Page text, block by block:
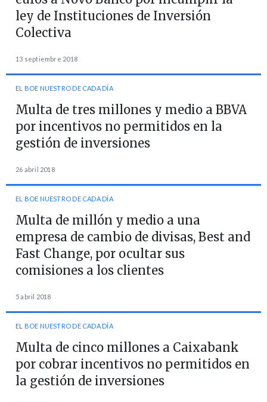
ley de Instituciones de Inversión
Colectiva
13 septiembre 2018
EL BOE NUESTRO DE CADA DÍA
Multa de tres millones y medio a BBVA
por incentivos no permitidos en la
gestión de inversiones
26 abril 2018
EL BOE NUESTRO DE CADA DÍA
Multa de millón y medio a una
empresa de cambio de divisas, Best and
Fast Change, por ocultar sus
comisiones a los clientes
5 abril 2018
EL BOE NUESTRO DE CADA DÍA
Multa de cinco millones a Caixabank
por cobrar incentivos no permitidos en
la gestión de inversiones